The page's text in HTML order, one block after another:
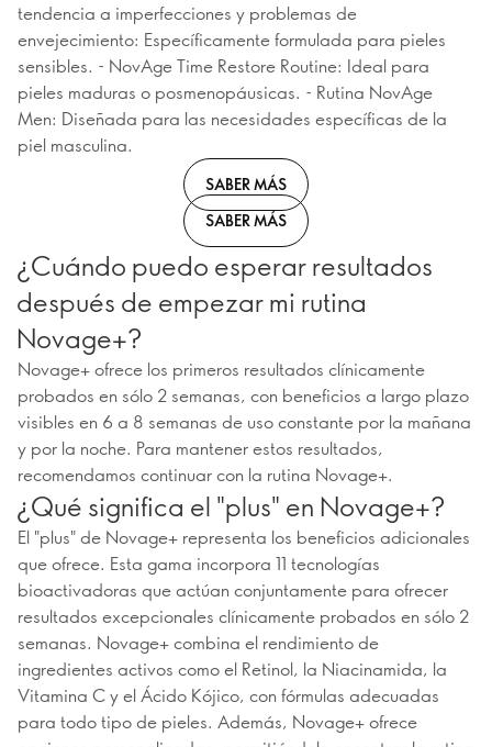
tendencia a imperfecciones y problemas de
envejecimiento: Específicamente formulada para pieles
sensibles. - NovAge Time Restore Routine: Ideal para
pieles maduras o posmenopáusicas. - Rutina NovAge
Men: Diseñada para las necesidades específicas de la
piel masculina.
SABER MÁS
SABER MÁS
¿Cuándo puedo esperar resultados
después de empezar mi rutina
Novage+?
Novage+ ofrece los primeros resultados clínicamente
probados en sólo 2 semanas, con beneficios a largo plazo
visibles en 6 a 8 semanas de uso constante por la mañana
y por la noche. Para mantener estos resultados,
recomendamos continuar con la rutina Novage+.
¿Qué significa el "plus" en Novage+?
El "plus" de Novage+ representa los beneficios adicionales
que ofrece. Esta gama incorpora 11 tecnologías
bioactivadoras que actúan conjuntamente para ofrecer
resultados excepcionales clínicamente probados en sólo 2
semanas. Novage+ combina el rendimiento de
ingredientes activos como el Retinol, la Niacinamida, la
Vitamina C y el Ácido Kójico, con fórmulas adecuadas
para todo tipo de pieles. Además, Novage+ ofrece